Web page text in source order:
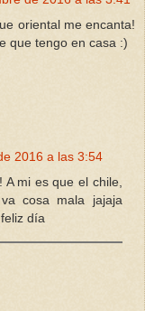
oriental me encanta!
que tengo en casa :)
2016 a las 3:54
mi es que el chile,
cosa mala jajaja
día